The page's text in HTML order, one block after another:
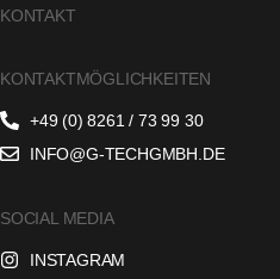
KONTAKT
KONTAKTMÖGLICHKEITEN
+49 (0) 8261 / 73 99 30
INFO@G-TECHGMBH.DE
SOCIAL MEDIA
INSTAGRAM